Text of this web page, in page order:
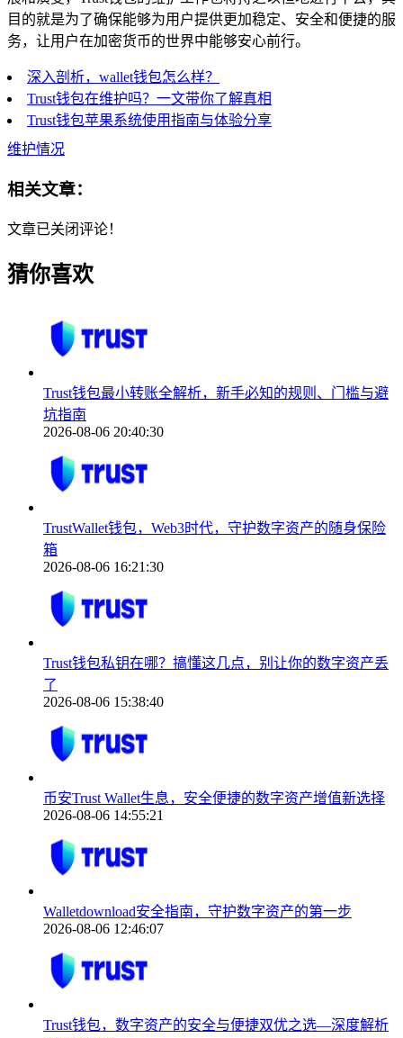
目的就是为了确保能够为用户提供更加稳定、安全和便捷的服
务，让用户在加密货币的世界中能够安心前行。
深入剖析，wallet钱包怎么样？
Trust钱包在维护吗？一文带你了解真相
Trust钱包苹果系统使用指南与体验分享
维护情况
相关文章：
文章已关闭评论！
猜你喜欢
Trust钱包最小转账全解析，新手必知的规则、门槛与避
坑指南
2026-08-06 20:40:30
TrustWallet钱包，Web3时代，守护数字资产的随身保险
箱
2026-08-06 16:21:30
Trust钱包私钥在哪？搞懂这几点，别让你的数字资产丢
了
2026-08-06 15:38:40
币安Trust Wallet生息，安全便捷的数字资产增值新选择
2026-08-06 14:55:21
Walletdownload安全指南，守护数字资产的第一步
2026-08-06 12:46:07
Trust钱包，数字资产的安全与便捷双优之选—深度解析